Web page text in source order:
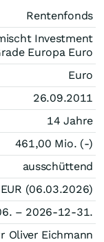
Rentenfonds
Investment
Europa Euro
Euro
26.09.2011
14 Jahre
461,00 Mio. (-)
ausschüttend
EUR (06.03.2026)
– 2026-12-31.
Oliver Eichmann